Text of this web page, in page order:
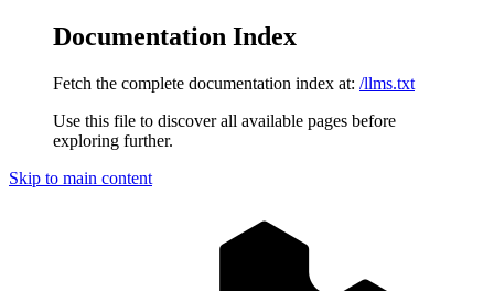
Documentation Index
Fetch the complete documentation index at: /llms.txt
Use this file to discover all available pages before
exploring further.
Skip to main content